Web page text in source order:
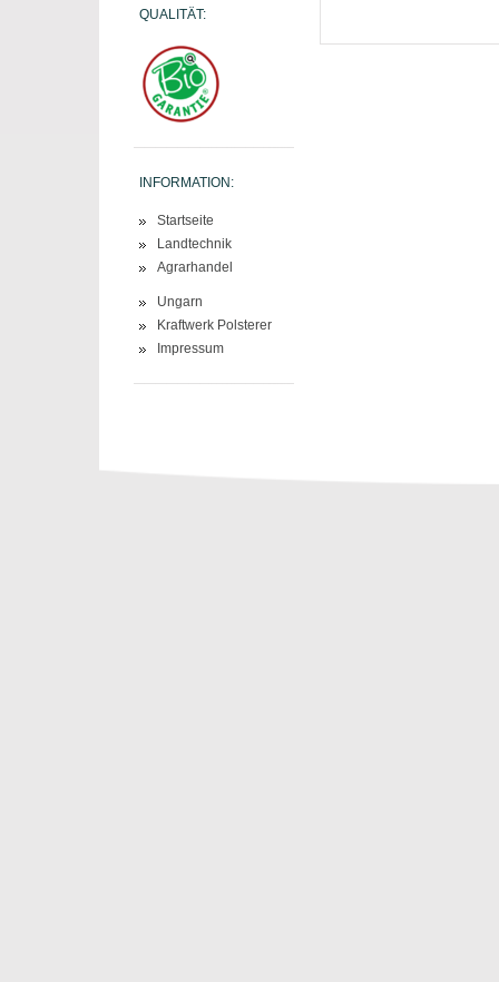
QUALITÄT:
INFORMATION:
Startseite
Landtechnik
Agrarhandel
Ungarn
Kraftwerk Polsterer
Impressum